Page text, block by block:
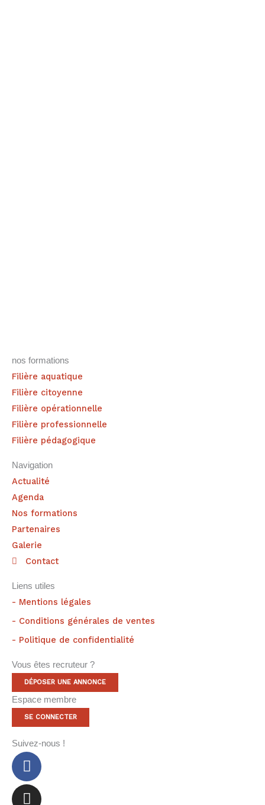
nos formations
Filière aquatique
Filière citoyenne
Filière opérationnelle
Filière professionnelle
Filière pédagogique
Navigation
Actualité
Agenda
Nos formations
Partenaires
Galerie
Contact
Liens utiles
- Mentions légales
- Conditions générales de ventes
- Politique de confidentialité
Vous êtes recruteur ?
DÉPOSER UNE ANNONCE
Espace membre
SE CONNECTER
Suivez-nous !
Facebook-
f
Instagram
Tumblr